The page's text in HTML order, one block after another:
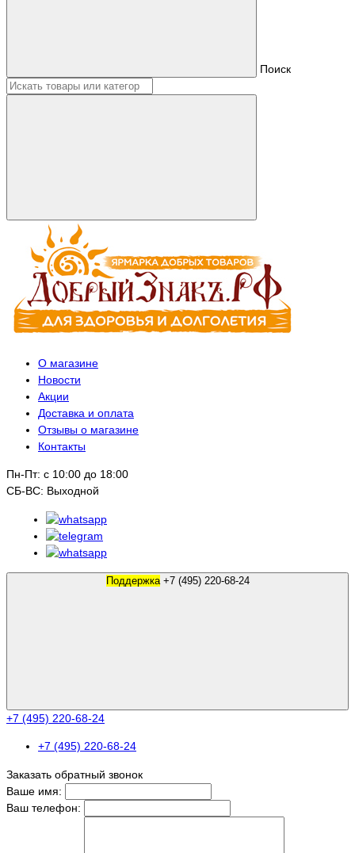
Поиск
О магазине
Новости
Акции
Доставка и оплата
Отзывы о магазине
Контакты
Пн-Пт: с 10:00 до 18:00
СБ-ВС: Выходной
Поддержка +7 (495) 220-68-24
+7 (495) 220-68-24
+7 (495) 220-68-24
Заказать обратный звонок
Ваше имя:
Ваш телефон: